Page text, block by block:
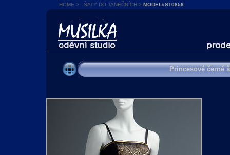
ŠATY DO TANEČNÍCH > MODEL#ST0856
SPOLEČENSKÉ ŠATY
Princesové černé
HOME >